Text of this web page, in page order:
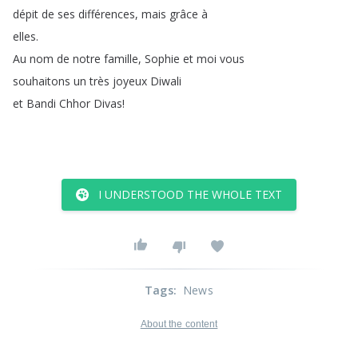
dépit de ses différences, mais grâce à
elles.
Au nom de notre famille, Sophie et moi vous
souhaitons un très joyeux Diwali
et Bandi Chhor Divas!
I UNDERSTOOD THE WHOLE TEXT
Tags: News
About the content